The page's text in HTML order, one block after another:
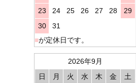
23
24 25 26 27 28
29
30
31
■が定休日です。
2026年9月
日
月 火 水 木 金
土